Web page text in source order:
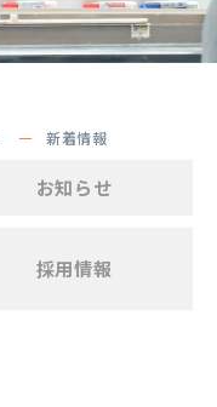
新着情報
お知らせ
採用情報